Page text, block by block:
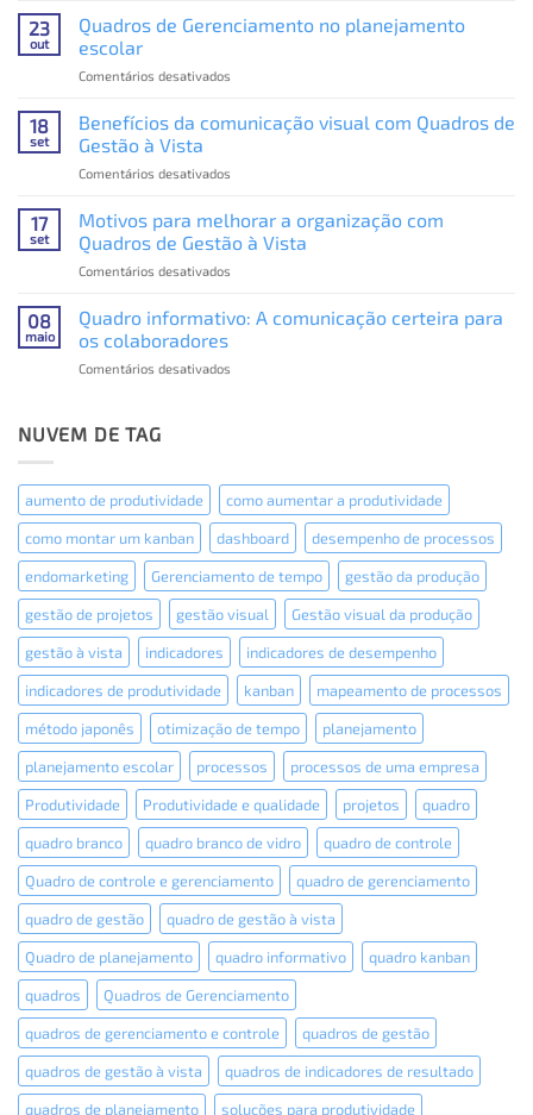
principais
à
23
out
Quadros de Gerenciamento no planejamento
escolar
Comentários desativados
Gerenciamento
18
set
Benefícios da comunicação visual com Quadros de
Gestão à Vista
Comentários desativados
da
comunicação
visual
de
17
set
Motivos para melhorar a organização com
Quadros de Gestão à Vista
Comentários desativados
melhorar
08
maio
Quadro informativo: A comunicação certeira para
os colaboradores
Comentários desativados
para
os
colaboradores
NUVEM DE TAG
aumento de produtividade
como aumentar a produtividade
como montar um kanban
dashboard
desempenho de processos
endomarketing
Gerenciamento de tempo
gestão da produção
gestão de projetos
gestão visual
Gestão visual da produção
gestão à vista
indicadores
indicadores de desempenho
indicadores de produtividade
kanban
mapeamento de processos
método japonês
otimização de tempo
planejamento
planejamento escolar
processos
processos de uma empresa
Produtividade
Produtividade e qualidade projetos
quadro
quadro branco
quadro branco de vidro
quadro de controle
Quadro de controle e gerenciamento
quadro de gerenciamento
quadro de gestão
quadro de gestão à vista
Quadro de planejamento
quadro informativo
quadro kanban
quadros
Quadros de Gerenciamento
quadros de gerenciamento e controle
quadros de gestão
quadros de gestão à vista
quadros de indicadores de resultado
quadros de planejamento
soluções para produtividade